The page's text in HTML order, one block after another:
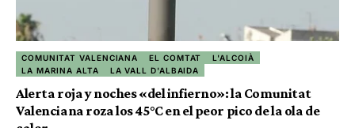
COMUNITAT VALENCIANA EL COMTAT
L'ALCOIÀ
LA MARINA ALTA
LA VALL D'ALBAIDA
Alerta roja y noches «del infierno»: la Comunitat
Valenciana roza los 45°C en el peor pico de la ola de